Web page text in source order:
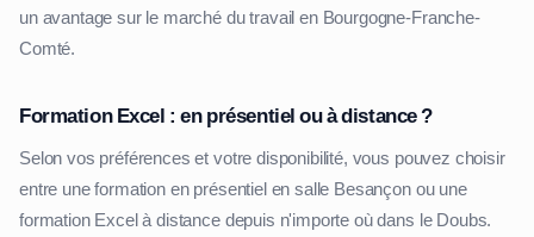
un avantage sur le marché du travail en Bourgogne-Franche-
Comté.
Formation Excel : en présentiel ou à distance ?
Selon vos préférences et votre disponibilité, vous pouvez choisir
entre une formation en présentiel en salle Besançon ou une
formation Excel à distance depuis n'importe où dans le Doubs.